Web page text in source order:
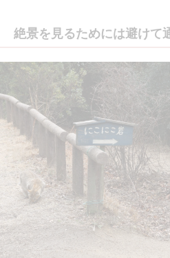
絶景を見るためには避けて